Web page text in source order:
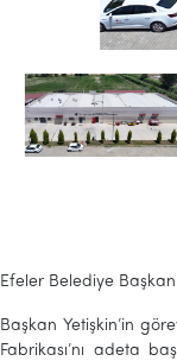
Efeler Belediye
Başkan Yetişkin’in
Fabrikası’nı adeta